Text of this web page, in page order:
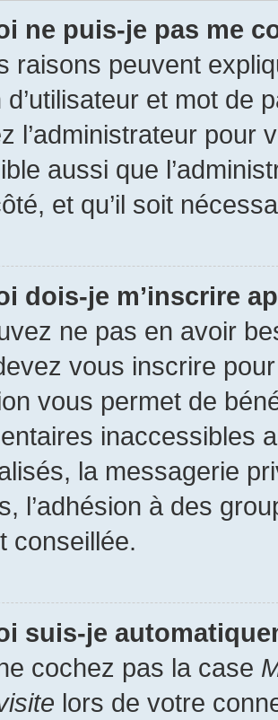
ne puis-je pas me
raisons peuvent
et mot de
l’administrateur pour
aussi que
et qu’il soit
dois-je m’inscrire
ne pas en avoir
vous inscrire
vous permet de
inaccessibles
la messagerie
l’adhésion à des
conseillée.
suis-je
cochez pas la case
lors de votre